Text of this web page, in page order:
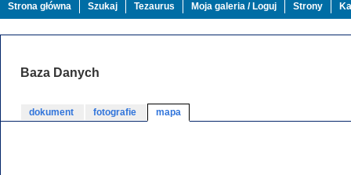
Strona główna Szukaj Tezaurus Moja galeria / Loguj Strony
Baza Danych
dokument fotografie mapa